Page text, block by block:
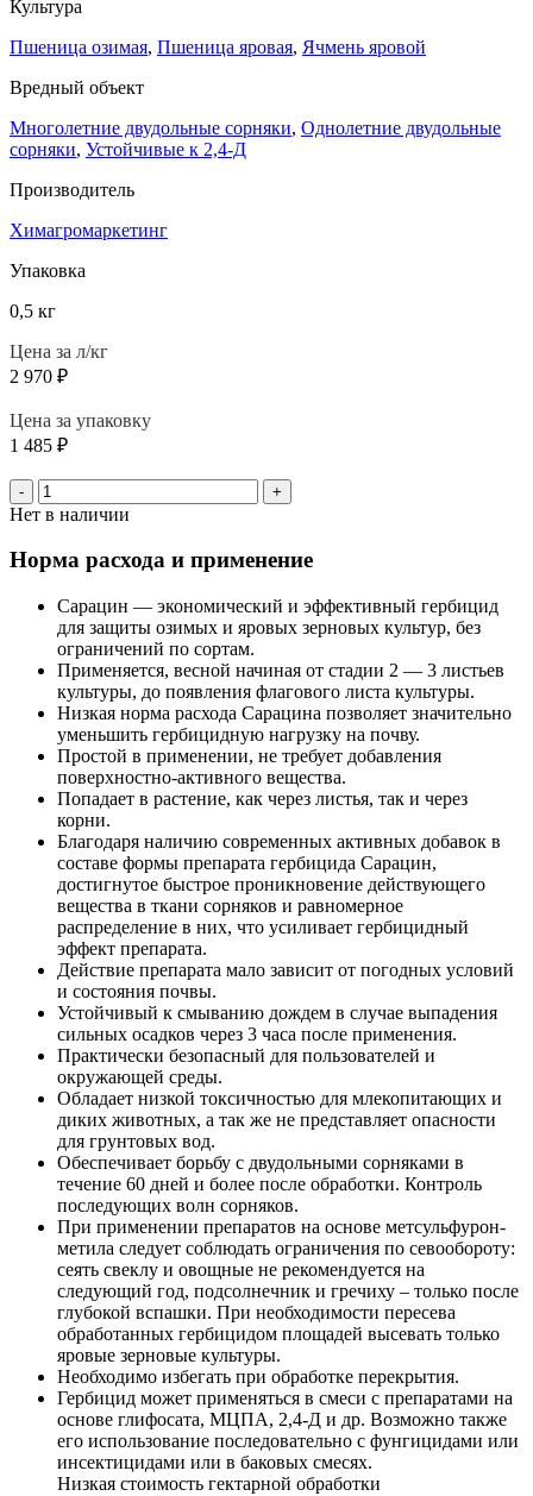
Культура
Пшеница озимая, Пшеница яровая, Ячмень яровой
Вредный объект
Многолетние двудольные сорняки, Однолетние двудольные
сорняки, Устойчивые к 2,4-Д
Производитель
Химагромаркетинг
Упаковка
0,5 кг
Цена за л/кг
2 970 ₽
Цена за упаковку
1 485 ₽
- +
Нет в наличии
Норма расхода и применение
Сарацин — экономический и эффективный гербицид
для защиты озимых и яровых зерновых культур, без
ограничений по сортам.
Применяется, весной начиная от стадии 2 — 3 листьев
культуры, до появления флагового листа культуры.
Низкая норма расхода Сарацина позволяет значительно
уменьшить гербицидную нагрузку на почву.
Простой в применении, не требует добавления
поверхностно-активного вещества.
Попадает в растение, как через листья, так и через
корни.
Благодаря наличию современных активных добавок в
составе формы препарата гербицида Сарацин,
достигнутое быстрое проникновение действующего
вещества в ткани сорняков и равномерное
распределение в них, что усиливает гербицидный
эффект препарата.
Действие препарата мало зависит от погодных условий
и состояния почвы.
Устойчивый к смыванию дождем в случае выпадения
сильных осадков через 3 часа после применения.
Практически безопасный для пользователей и
окружающей среды.
Обладает низкой токсичностью для млекопитающих и
диких животных, а так же не представляет опасности
для грунтовых вод.
Обеспечивает борьбу с двудольными сорняками в
течение 60 дней и более после обработки. Контроль
последующих волн сорняков.
При применении препаратов на основе метсульфурон-
метила следует соблюдать ограничения по севообороту:
сеять свеклу и овощные не рекомендуется на
следующий год, подсолнечник и гречиху – только после
глубокой вспашки. При необходимости пересева
обработанных гербицидом площадей высевать только
яровые зерновые культуры.
Необходимо избегать при обработке перекрытия.
Гербицид может применяться в смеси с препаратами на
основе глифосата, МЦПА, 2,4-Д и др. Возможно также
его использование последовательно с фунгицидами или
инсектицидами или в баковых смесях.
Низкая стоимость гектарной обработки